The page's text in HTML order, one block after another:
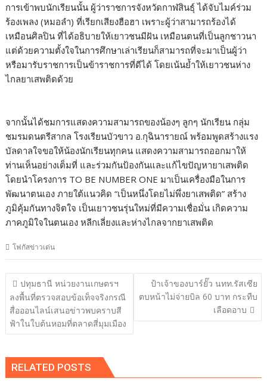
การเข้าพบนักเรียนนั้น ผู้ว่าราชการจังหวัดกาฬสินธุ์ ได้จับไมค์ร่วม
ร้องเพลง (หมอลำ) ที่เรียกเสียงฮือฮา เพราะผู้ว่าสามารถร้องได้
เหมือนศิลปิน ที่ได้อธิบายให้เยาวชนมีฝัน เหมือนตนที่เป็นลูกชาวนา
แต่ด้วยความตั้งใจในการศึกษาเล่าเรียนก็สามารถที่จะมาเป็นผู้ว่า
หรือมารับราชการเป็นข้าราชการที่ดีได้ โดยเน้นย้ำให้เยาวชนห่าง
ไกลยาเสพติดด้วย
จากนั้นได้ชมการแสดงความสามารถของน้องๆ ลูกๆ นักเรียน กลุ่ม
ชมรมดนตรีสากล โรงเรียนบัวขาว อ.กุฉินารายณ์ พร้อมพูดสร้างแรง
บัลดาลใจขอให้น้องนักเรียนทุกคน แสดงความสามารถออกมาให้
ท่านเห็นอย่างเต็มที่ และร่วมกันป้องกันและแก้ไขปัญหายาเสพติด
โดยนำโครงการ TO BE NUMBER ONE มาเป็นเครื่องมือในการ
พัฒนาตนเอง ภายใต้แนวคิด “เป็นหนึ่งโดยไม่พึ่งยาเสพติด” สร้าง
ภูมิคุ้มกันทางจิตใจ เป็นเยาวชนรุ่นใหม่ที่มีความเชื่อมั่น เกิดความ
ภาคภูมิใจในตนเอง หลีกเลี่ยงและห่างไกลจากยาเสพติด
โฟกัสข่าวเด่น
แนะแนว
เรื่อง
ปทุมธานี หน่วยงานเกษตรฯ
ลงพื้นที่ตรวจสอบข้อเท็จจริงกรณี
สื่อออนไลน์เสนอข่าวพบคราบสี
ฟ้าในใบต้นหอมที่ตลาดสี่มุมเมือง
ป้าเจ้าของบาร์ยั๊ว นทท.รัสเซีย
ตบหน้าไม่จ่ายบิล 60 บาท กระทืบ
เลือดอาบ
RELATED POSTS